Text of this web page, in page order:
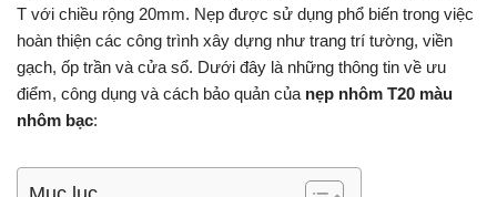
T với chiều rộng 20mm. Nẹp được sử dụng phổ biến trong việc
hoàn thiện các công trình xây dựng như trang trí tường, viền
gạch, ốp trần và cửa sổ. Dưới đây là những thông tin về ưu
điểm, công dụng và cách bảo quản của nẹp nhôm T20 màu
nhôm bạc: